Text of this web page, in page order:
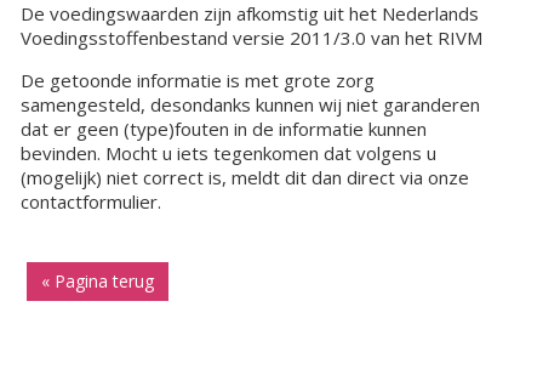
De voedingswaarden zijn afkomstig uit het Nederlands
Voedingsstoffenbestand versie 2011/3.0 van het RIVM
De getoonde informatie is met grote zorg
samengesteld, desondanks kunnen wij niet garanderen
dat er geen (type)fouten in de informatie kunnen
bevinden. Mocht u iets tegenkomen dat volgens u
(mogelijk) niet correct is, meldt dit dan direct via onze
contactformulier.
« Pagina terug